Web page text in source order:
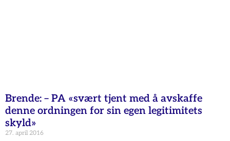
Brende: – PA «svært tjent med å avskaffe
denne ordningen for sin egen legitimitets
skyld»
27. april 2016